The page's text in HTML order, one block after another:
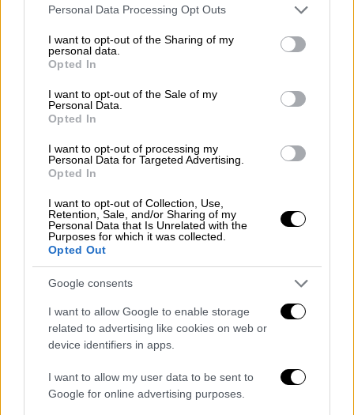
Please note that this website/app uses one or more Google
not limited to your visit or usage behaviour. You may click to
grant or deny consent to Google and its third-party tags to
use your data for below specified purposes in below Google
consent section.
Personal Data Processing Opt Outs
I want to opt-out of the Sharing of my
personal data.
Opted In
I want to opt-out of the Sale of my
Personal Data.
Opted In
I want to opt-out of processing my
Personal Data for Targeted Advertising.
Opted In
I want to opt-out of Collection, Use,
Retention, Sale, and/or Sharing of my
Personal Data that Is Unrelated with the
Purposes for which it was collected.
Opted Out
Google consents
I want to allow Google to enable storage
related to advertising like cookies on web or
device identifiers in apps.
I want to allow my user data to be sent to
Google for online advertising purposes.
«Είσαι αναίσθητος/ γκρινιάρης/
εγωιστής» κλπ.
Ναι, δεν είναι καλό να βάζουμε ταμπέλες σε
κανέναν. Οι ταμπέλες είναι για τους δρόμους
άνθρωπος δεν χαρακτηρίζεται μόνο από ένα
στοιχείο. Πριν πάρετε φόρα και
ξεστομίσετε λέξεις που θα πληγώσουν τον
άλλο, σκεφτείτε ότι μετά θα έχετε να
αντιμετωπίσετε κι άλλο ένα θέμα: να κάνετε
τα ειπωμένα ανείπωτα. Κι αυτό είναι πολύ
δύσκολο έργο. Τα βέλη πήγαν απέναντι,
διαπέρασαν τον άλλο και άφησαν πληγές.
Αφήστε που μετά θα σας φάνε και οι τύψεις.
Μπα, δεν αξίζει, σας λέω.
«Έχεις δίκιο, αλλά…»